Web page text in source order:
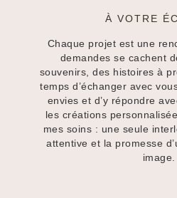
À VOTRE
Chaque projet est une
demandes se cachent
souvenirs, des histoires à
temps d’échanger avec
envies et d’y répondre
les créations
mes soins : une seule
attentive et la promesse
image.